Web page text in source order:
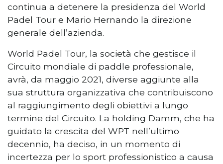
continua a detenere la presidenza del World
Padel Tour e Mario Hernando la direzione
generale dell’azienda.
World Padel Tour, la società che gestisce il
Circuito mondiale di paddle professionale,
avrà, da maggio 2021, diverse aggiunte alla
sua struttura organizzativa che contribuiscono
al raggiungimento degli obiettivi a lungo
termine del Circuito. La holding Damm, che ha
guidato la crescita del WPT nell’ultimo
decennio, ha deciso, in un momento di
incertezza per lo sport professionistico a causa